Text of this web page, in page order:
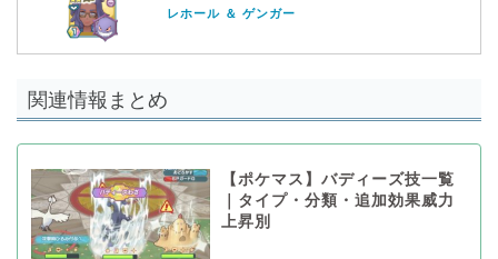
レホール ＆ ゲンガー
関連情報まとめ
【ポケマス】バディーズ技一覧
｜タイプ・分類・追加効果威力
上昇別